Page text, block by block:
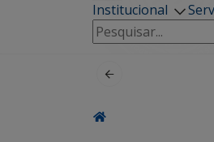
Institucional
Pesquisar
por: